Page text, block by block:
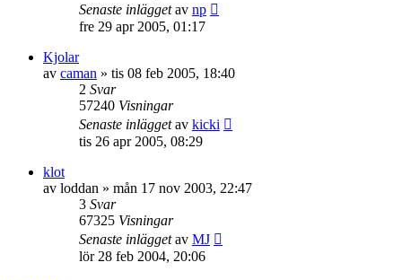
Senaste inläggetav np
fre 29 apr 2005, 01:17
Kjolar
av caman » tis 08 feb 2005, 18:40
2 Svar
57240 Visningar
Senaste inläggetav kicki
tis 26 apr 2005, 08:29
klot
av loddan » mån 17 nov 2003, 22:47
3 Svar
67325 Visningar
Senaste inläggetav MJ
lör 28 feb 2004, 20:06